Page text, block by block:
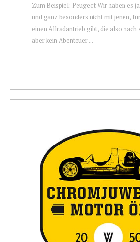
Zum Beispiel: Peugeot Wir haben es
und ganz besonders nicht mit jenen,
einen Allradantrieb gibt, die also nach
aber kein Abenteuer ...